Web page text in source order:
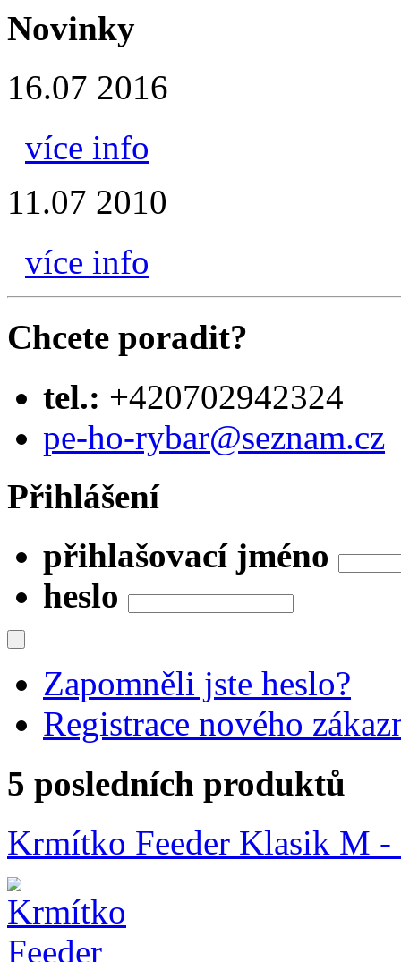
Novinky
16.07 2016
více info
11.07 2010
více info
Chcete poradit?
tel.: +420702942324
pe-ho-rybar@seznam.cz
Přihlášení
přihlašovací jméno
heslo
Zapomněli jste heslo?
Registrace nového
5 posledních produktů
Krmítko Feeder Klasik M -